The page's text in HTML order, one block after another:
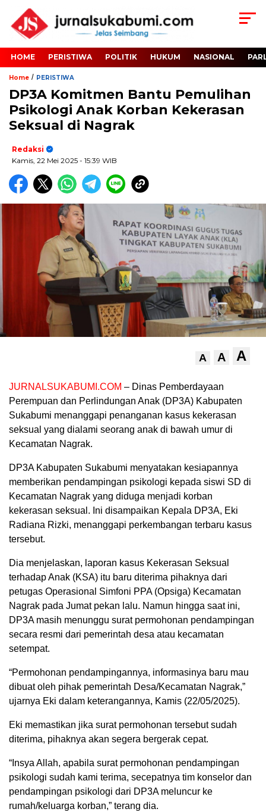
HOME PERISTIWA POLITIK HUKUM NASIONAL
Home / PERISTIWA
DP3A Komitmen Bantu Pemulihan
Psikologi Anak Korban Kekerasan
Seksual di Nagrak
Redaksi
Kamis, 22 Mei 2025 - 15:39 WIB
A A A
JURNALSUKABUMI.COM – Dinas Pemberdayaan
Perempuan dan Perlindungan Anak (DP3A) Kabupaten
Sukabumi menanggapi penanganan kasus kekerasan
seksual yang dialami seorang anak di bawah umur di
Kecamatan Nagrak.
DP3A Kabupaten Sukabumi menyatakan kesiapannya
memberikan pendampingan psikologi kepada siswi SD di
Kecamatan Nagrak yang diduga menjadi korban
kekerasan seksual. Ini disampaikan Kepala DP3A, Eki
Radiana Rizki, menanggapi perkembangan terbaru kasus
tersebut.
Dia menjelaskan, laporan kasus Kekerasan Seksual
terhadap Anak (KSA) itu baru diterima pihaknya dari
petugas Operasional Simfoni PPA (Opsiga) Kecamatan
Nagrak pada Jumat pekan lalu. Namun hingga saat ini,
DP3A masih menunggu surat permohonan pendampingan
secara resmi dari pemerintah desa atau kecamatan
setempat.
“Permohonan pendampingannya, informasinya baru mau
dibuat oleh pihak pemerintah Desa/Kecamatan Nagrak,”
ujarnya Eki dalam keterangannya, Kamis (22/05/2025).
Eki memastikan jika surat permohonan tersebut sudah
diterima, pihaknya akan segera bergerak cepat.
“Insya Allah, apabila surat permohonan pendampingan
psikologi sudah kami terima, secepatnya tim konselor dan
pendampingan psikologi dari DP3A meluncur ke
rumah/keluarga korban,” terang dia.